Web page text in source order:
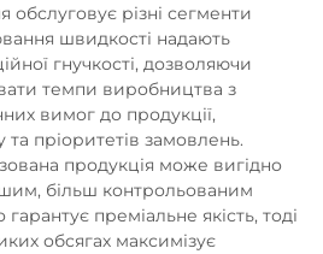
різні сегменти
швидкості надають
гнучкості, дозволяючи
темпи виробництва з
вимог до продукції,
та пріоритетів замовлень.
продукція може вигідно
більш контрольованим
преміальне якість, тоді
обсягах максимізує